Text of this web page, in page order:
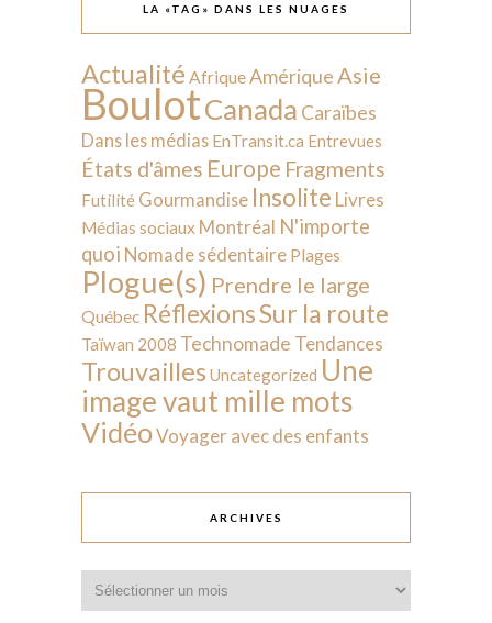
LA «TAG» DANS LES NUAGES
Actualité AfriqueAmérique Asie
BoulotCanada Caraïbes
Dans les médias EnTransit.ca Entrevues
États d'âmes Europe Fragments
Futilité Gourmandise Insolite Livres
Médias sociaux Montréal N'importe
quoi Nomade sédentaire Plages
Plogue(s) Prendre le large
Québec RéflexionsSur la route
Taïwan 2008 Technomade Tendances
Trouvailles Uncategorized Une
image vaut mille mots
VidéoVoyager avec des enfants
ARCHIVES